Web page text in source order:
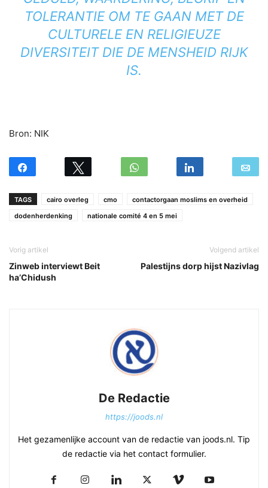
TOLERANTIE OM TE GAAN MET DE
CULTURELE EN RELIGIEUZE
DIVERSITEIT DIE DE MENSHEID RIJK
IS.
Bron: NIK
TAGS cairo overleg cmo
contactorgaan moslims en overheid
dodenherdenking
nationale comité 4 en 5 mei
Vorig artikel
Zinweb interviewt Beit
ha’Chidush
Volgend artikel
Palestijns dorp hijst Nazivlag
De Redactie
https://joods.nl
Het gezamenlijke account van de redactie van joods.nl. Tip
de redactie via het contact formulier.